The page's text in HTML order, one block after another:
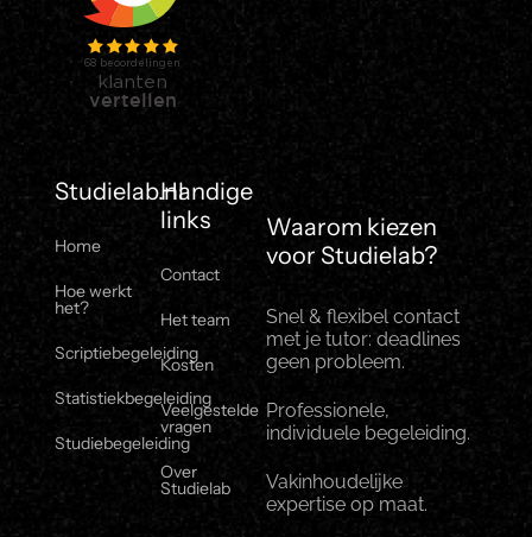
Studielab.nl
Home
Hoe werkt
het?
Scriptiebegeleiding
Statistiekbegeleiding
Studiebegeleiding
Handige
links
Contact
Het team
Kosten
Veelgestelde
vragen
Over
Studielab
Waarom kiezen
voor Studielab?
Snel & flexibel contact
met je tutor: deadlines
geen probleem.
Professionele,
individuele begeleiding.
Vakinhoudelijke
expertise op maat.